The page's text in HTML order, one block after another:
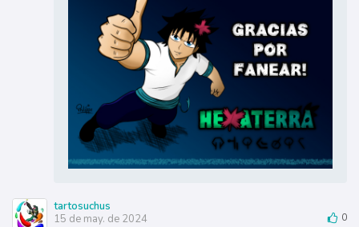
tartosuchus
15 de may. de 2024
0